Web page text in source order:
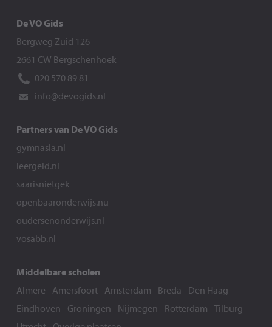
De VO Gids
Bergweg Zuid 126
2661 CW Bergschenhoek
020 570 89 81
info@devogids.nl
Partners van De VO Gids
gymnasia.nl
leergeld.nl
saarisnietgek
openbaaronderwijs.nu
oudersenonderwijs.nl
vosabb.nl
Middelbare scholen
Almere - Amersfoort- Amsterdam - Breda - Den Haag -
Eindhoven - Groningen - Nijmegen - Rotterdam -Tilburg -